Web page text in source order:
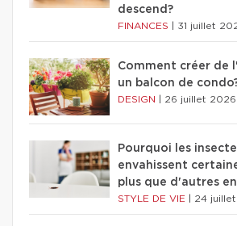
descend?
FINANCES 31 juillet
Comment créer de
un balcon de
DESIGN 26 juillet 2026
Pourquoi les
envahissent
plus que d'autres
STYLE DE VIE 24